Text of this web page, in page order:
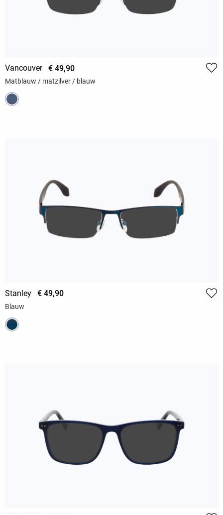
Vancouver € 49,90
Matblauw / matzilver / blauw
Stanley € 49,90
Blauw